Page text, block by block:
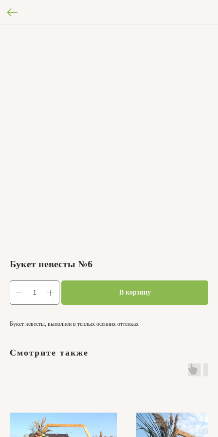
Букет невесты №6
В корзину
Букет невесты, выполнен в теплых осенних оттенках
Смотрите также